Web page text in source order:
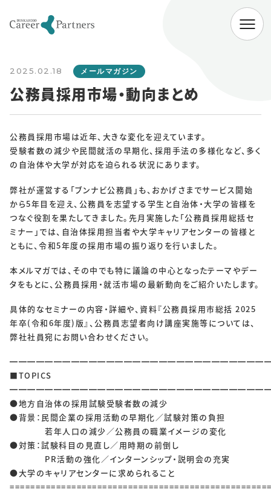
2025.02.18 メールマガジン
公務員採用市場・動向まとめ
公務員採用市場は近年、大きな変化を迎えています。
受験者数の減少や民間就活の早期化、採用手法の多様化など、多く
の自治体や大学が対応を迫られる状況にあります。
弊社が運営する「ブンナビ公務員」も、おかげさまでサービス開始
から5年目を迎え、公務員を志望する学生と自治体・大学の皆様を
つなぐ役割を果たしてきました。先月実施した「公務員採用総括セ
ミナー」では、自治体採用担当者や大学キャリアセンターの皆様と
ともに、令和5年度の採用市場の振り返りを行いました。
本メルマガでは、その中でも特に議論の中心となったテーマやデー
タをもとに、公務員採用・就活市場の最新動向をご紹介いたします。
具体的なセミナーの内容・詳細や、資料『公務員採用市総括 2025
年卒(令和6年度)版』、公務員志望者向け講座実施等については、
弊社社員宛にお問い合わせください。
■TOPICS
●地方自治体の採用試験受験者数の減少
●背景：民間企業の採用活動の早期化／試験対策の負担
若年人口の減少／公務員の職業イメージの変化
●対策：試験科目の見直し／用時期の前倒し
PR活動の強化／インターンシップ・説明会の充実
●大学のキャリアセンターに求められること
会社情報
代表挨拶 経営理念 会社概要
企業向けサービス 病院向けサービス
NEWS
お知らせ一覧
SOLUTIONS
RECRUIT
採用情報
個人情報保護方針 個人情報取り扱いについて
CONTACT